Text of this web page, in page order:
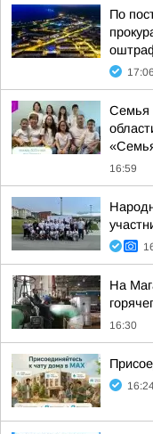
По
17:06
Семья
16:59
На
16:30